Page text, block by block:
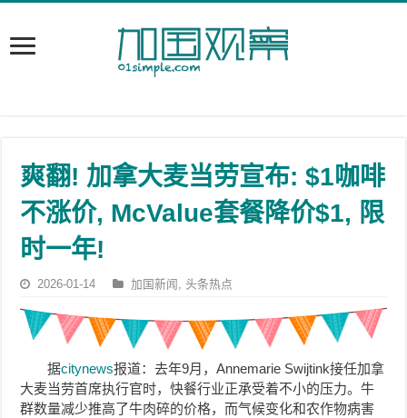
爽翻! 加拿大麦当劳宣布: $1咖啡
不涨价, McValue套餐降价$1, 限
时一年!
2026-01-14 加国新闻 ,头条热点
据citynews报道：去年9月，Annemarie Swijtink接任加拿
大麦当劳首席执行官时，快餐行业正承受着不小的压力。牛
群数量减少推高了牛肉碎的价格，而气候变化和农作物病害